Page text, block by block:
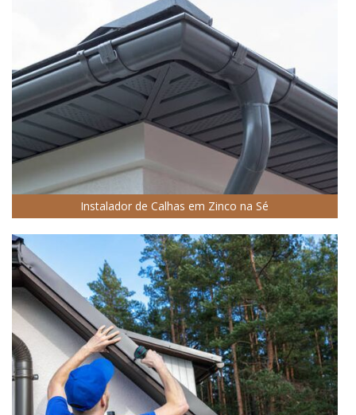
Instalador de Calhas em Zinco na Sé